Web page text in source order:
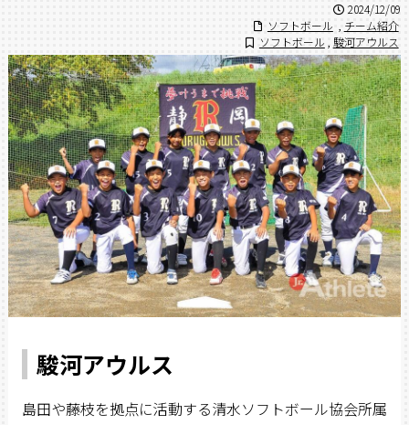
2024/12/09
ソフトボール
チーム紹介
ソフトボール , 駿河アウルス
駿河アウルス
島田や藤枝を拠点に活動する清水ソフトボール協会所属